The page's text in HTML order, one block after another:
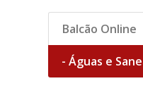
Balcão Online
- Águas e